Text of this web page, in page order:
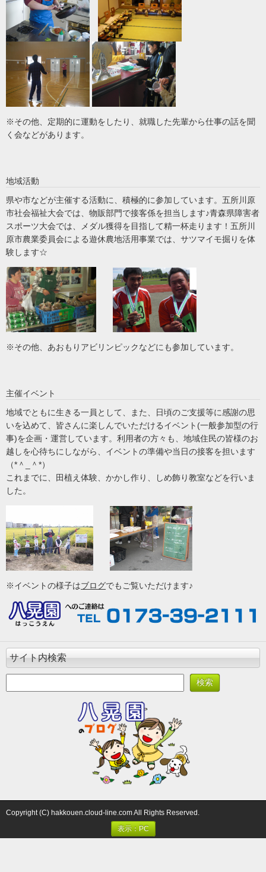
※その他、定期的に運動をしたり、就職した先輩から仕事の話を聞
く会などがあります。
地域活動
県や市などが主催する活動に、積極的に参加しています。五所川原
市社会福祉大会では、物販部門で接客係を担当します♪青森県障害者
スポーツ大会では、メダル獲得を目指して精一杯走ります！五所川
原市農業委員会による遊休農地活用事業では、サツマイモ掘りを体
験します☆
※その他、あおもりアビリンピックなどにも参加しています。
主催イベント
地域でともに生きる一員として、また、日頃のご支援等に感謝の思
いを込めて、皆さんに楽しんでいただけるイベント(一般参加型の行
事)を企画・運営しています。利用者の方々も、地域住民の皆様のお
越しを心待ちにしながら、イベントの準備や当日の接客を担います
（*＾_＾*）
これまでに、田植え体験、かかし作り、しめ飾り教室などを行いま
した。
※イベントの様子はブログでもご覧いただけます♪
サイト内検索
Copyright (C) hakkouen.cloud-line.com All Rights Reserved.
表示：PC